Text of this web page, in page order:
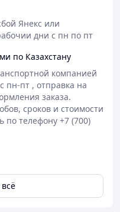
пультом
панели управления
системы)
блок и
хладагентом
холодного воздуха
оснащены
путем скручивания
Такой способ
облегчает
его время и
Янекс или
дни с пн по пт
по Казахстану
компанией
пн-пт , отправка на
заказа.
сроков и стоимости
по телефону +7 (700)